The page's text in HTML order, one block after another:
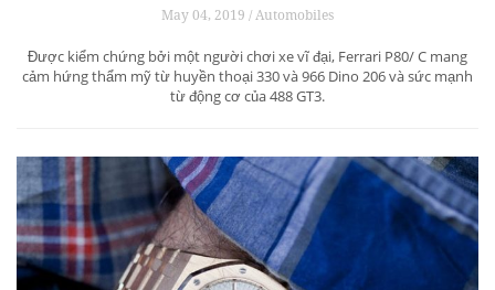
May 04, 2019 / Automobiles
Được kiểm chứng bởi một người chơi xe vĩ đại, Ferrari P80/ C mang
cảm hứng thẩm mỹ từ huyền thoại 330 và 966 Dino 206 và sức mạnh
từ động cơ của 488 GT3.